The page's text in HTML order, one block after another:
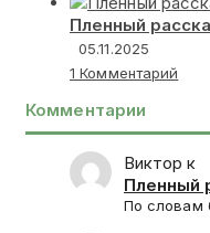
Пленный
05.11.2025
1 Комментарий
Комментарии
Виктор к
Пленный
По словам